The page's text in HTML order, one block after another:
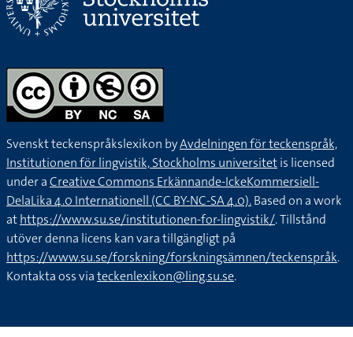
Svenskt teckenspråkslexikon byAvdelningen för teckenspråk,
Institutionen för lingvistik, Stockholms universitetis licensed
under aCreative Commons Erkännande-IckeKommersiell-
DelaLika 4.0 Internationell (CC BY-NC-SA 4.0).Based on a work
athttps://www.su.se/institutionen-for-lingvistik/. Tillstånd
utöver denna licens kan vara tillgängligt på
https://www.su.se/forskning/forskningsämnen/teckenspråk.
Kontakta oss viateckenlexikon@ling.su.se.